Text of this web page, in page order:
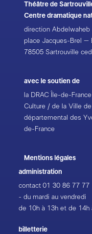
Théâtre de
Centre dramatique
direction Abdelwaheb
place Jacques-Brel –
78505 Sartrouville
avec le soutien de
la DRAC Île-de-
Culture / de la Ville
départemental des
de-France
Mentions légales
administration
contact 01 30 86 77 77
- du mardi au vendredi
de 10h à 13h et de 14h
billetterie